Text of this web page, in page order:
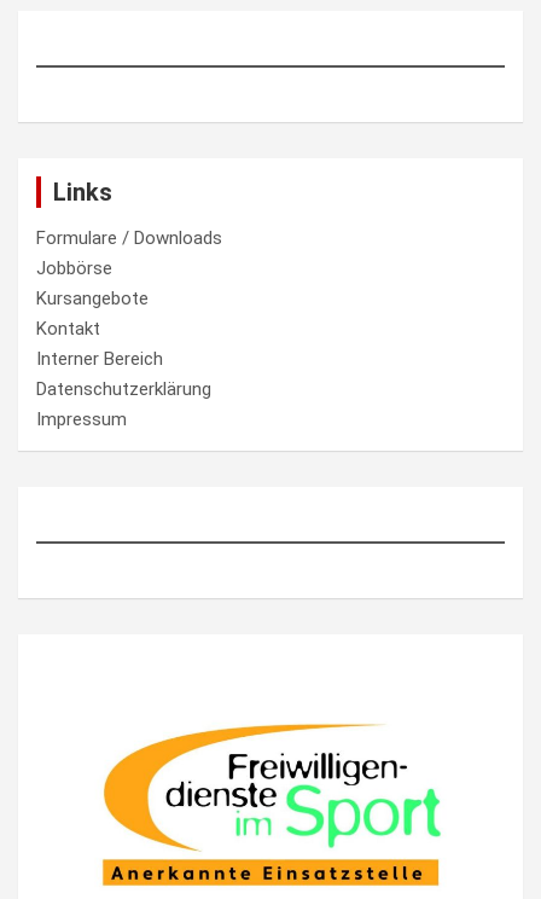
Links
Formulare / Downloads
Jobbörse
Kursangebote
Kontakt
Interner Bereich
Datenschutzerklärung
Impressum